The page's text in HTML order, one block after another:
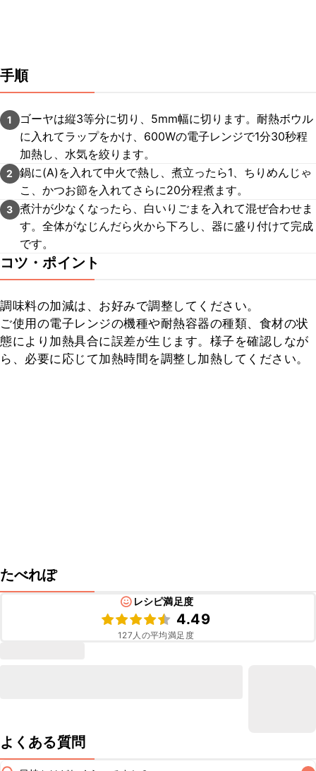
手順
1
ゴーヤは縦3等分に切り、5mm幅に切ります。耐熱ボウル
に入れてラップをかけ、600Wの電子レンジで1分30秒程
加熱し、水気を絞ります。
2
鍋に(A)を入れて中火で熱し、煮立ったら1、ちりめんじゃ
こ、かつお節を入れてさらに20分程煮ます。
3 煮汁が少なくなったら、白いりごまを入れて混ぜ合わせま
す。全体がなじんだら火から下ろし、器に盛り付けて完成
です。
コツ・ポイント
調味料の加減は、お好みで調整してください。
ご使用の電子レンジの機種や耐熱容器の種類、食材の状
態により加熱具合に誤差が生じます。様子を確認しなが
ら、必要に応じて加熱時間を調整し加熱してください。
たべれぽ
レシピ満足度
4.49
127 人の平均満足度
よくある質問